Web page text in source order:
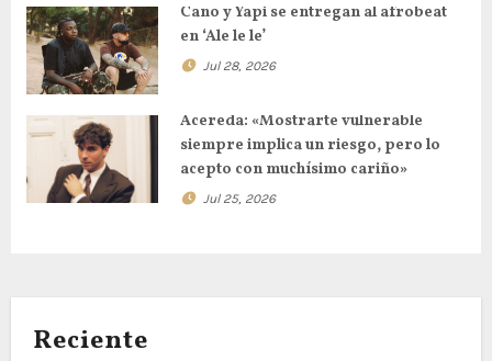
Cano y Yapi se entregan al afrobeat
en ‘Ale le le’
Jul 28, 2026
Acereda: «Mostrarte vulnerable
siempre implica un riesgo, pero lo
acepto con muchísimo cariño»
Jul 25, 2026
Reciente